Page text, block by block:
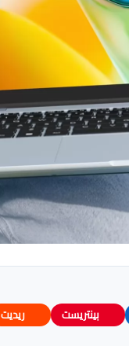
بينتريست ريديت